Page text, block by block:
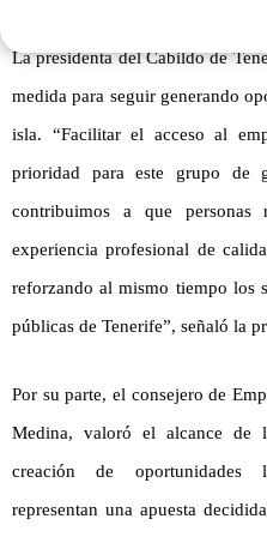
La presidenta del Cabildo de
medida para seguir generando
isla. “Facilitar el acceso al
prioridad para este grupo de
contribuimos a que personas
experiencia profesional de
reforzando al mismo tiempo los
públicas de Tenerife”, señaló la
Por su parte, el consejero de
Medina, valoró el alcance
creación de oportunidades
representan una apuesta